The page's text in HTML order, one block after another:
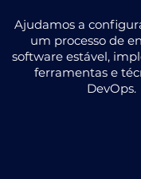
Ajudamos a
um processo de
software estável,
ferramentas e
DevOps.